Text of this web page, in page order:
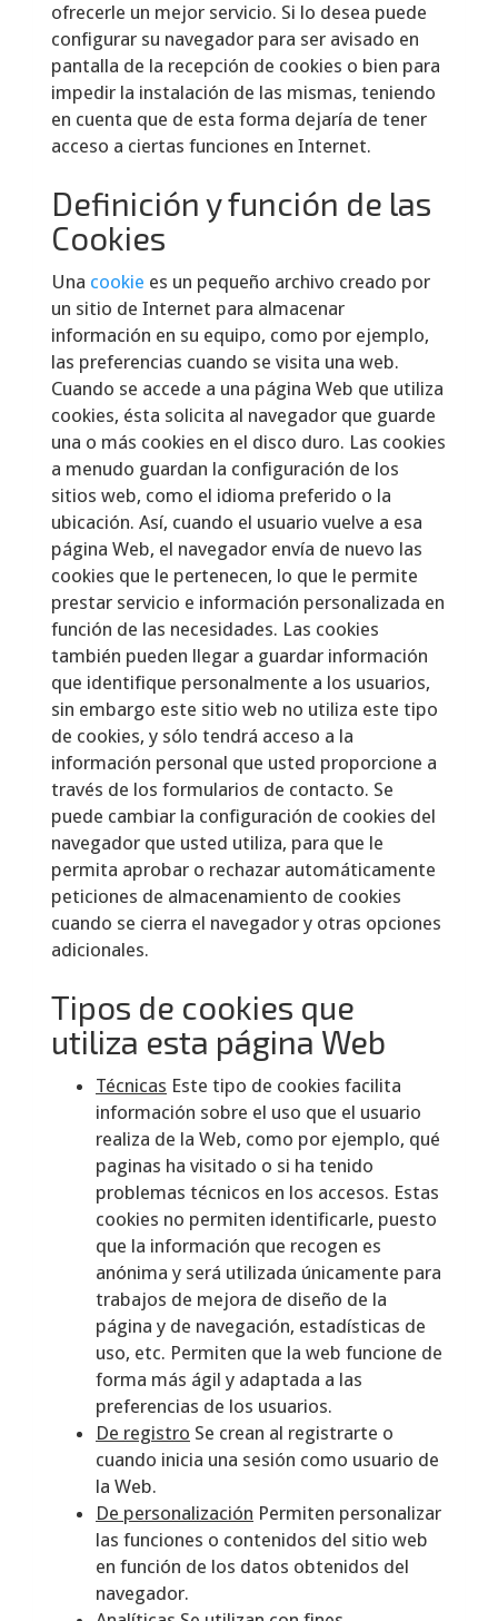
ofrecerle un mejor servicio. Si lo desea puede
configurar su navegador para ser avisado en
pantalla de la recepción de cookies o bien para
impedir la instalación de las mismas, teniendo
en cuenta que de esta forma dejaría de tener
acceso a ciertas funciones en Internet.
Definición y función de las
Cookies
Una cookie es un pequeño archivo creado por
un sitio de Internet para almacenar
información en su equipo, como por ejemplo,
las preferencias cuando se visita una web.
Cuando se accede a una página Web que utiliza
cookies, ésta solicita al navegador que guarde
una o más cookies en el disco duro. Las cookies
a menudo guardan la configuración de los
sitios web, como el idioma preferido o la
ubicación. Así, cuando el usuario vuelve a esa
página Web, el navegador envía de nuevo las
cookies que le pertenecen, lo que le permite
prestar servicio e información personalizada en
función de las necesidades. Las cookies
también pueden llegar a guardar información
que identifique personalmente a los usuarios,
sin embargo este sitio web no utiliza este tipo
de cookies, y sólo tendrá acceso a la
información personal que usted proporcione a
través de los formularios de contacto. Se
puede cambiar la configuración de cookies del
navegador que usted utiliza, para que le
permita aprobar o rechazar automáticamente
peticiones de almacenamiento de cookies
cuando se cierra el navegador y otras opciones
adicionales.
Tipos de cookies que
utiliza esta página Web
Técnicas Este tipo de cookies facilita
información sobre el uso que el usuario
realiza de la Web, como por ejemplo, qué
paginas ha visitado o si ha tenido
problemas técnicos en los accesos. Estas
cookies no permiten identificarle, puesto
que la información que recogen es
anónima y será utilizada únicamente para
trabajos de mejora de diseño de la
página y de navegación, estadísticas de
uso, etc. Permiten que la web funcione de
forma más ágil y adaptada a las
preferencias de los usuarios.
De registro Se crean al registrarte o
cuando inicia una sesión como usuario de
la Web.
De personalización Permiten personalizar
las funciones o contenidos del sitio web
en función de los datos obtenidos del
navegador.